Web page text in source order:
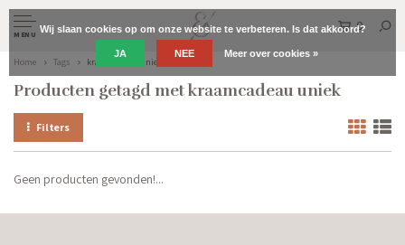
MENU
0
Home Tags kraamcadeau uniek
Producten getagd met kraamcadeau uniek
Filters
Geen producten gevonden!...
Wij slaan cookies op om onze website te verbeteren. Is dat akkoord?
JA NEE Meer over cookies »